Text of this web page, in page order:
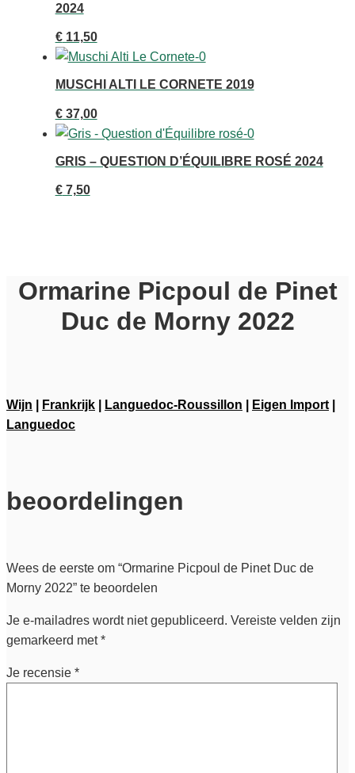
2024
€11,50
MUSCHI ALTI LE CORNETE 2019
€37,00
GRIS – QUESTION D’ÉQUILIBRE ROSÉ 2024
€7,50
Ormarine Picpoul de Pinet
Duc de Morny 2022
Wijn Frankrijk Languedoc-Roussillon Eigen Import
Languedoc
beoordelingen
Wees de eerste om “Ormarine Picpoul de Pinet Duc de
Morny 2022” te beoordelen
Je e-mailadres wordt niet gepubliceerd. Vereiste velden zijn
gemarkeerd met*
Je recensie *